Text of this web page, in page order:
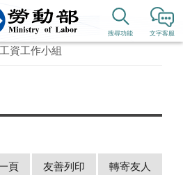
文字客服
搜尋功能
勞動條件、就業平等
工資
資工作小組
頁 友善列印 轉寄友人